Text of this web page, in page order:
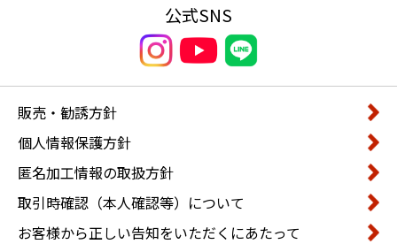
公式SNS
販売・勧誘方針
個人情報保護方針
匿名加工情報の取扱方針
取引時確認（本人確認等）について
お客様から正しい告知をいただくにあたって